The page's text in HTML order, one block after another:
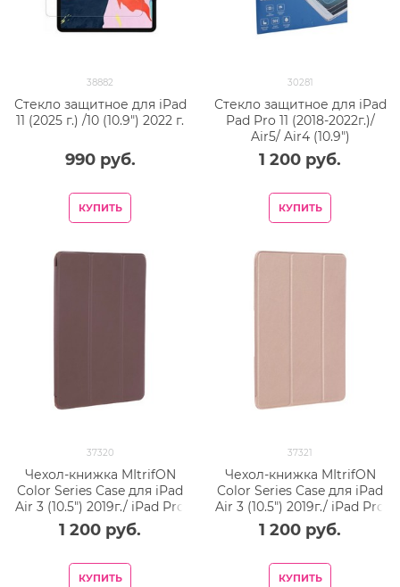
38882
Стекло защитное для iPad
11 (2025 г.) /10 (10.9") 2022 г.
990 руб.
КУПИТЬ
30281
Стекло защитное для iPad
Pad Pro 11 (2018-2022г.)/
Air5/ Air4 (10.9")
1 200 руб.
КУПИТЬ
37320
Чехол-книжка MItrifON
Color Series Case для iPad
Air 3 (10.5") 2019г./ iPad Pro
(10.5") 2017г. Coffee -
Кофейный
1 200 руб.
КУПИТЬ
37321
Чехол-книжка MItrifON
Color Series Case для iPad
Air 3 (10.5") 2019г./ iPad Pro
(10.5") 2017г. Gold -
Золотистый
1 200 руб.
КУПИТЬ